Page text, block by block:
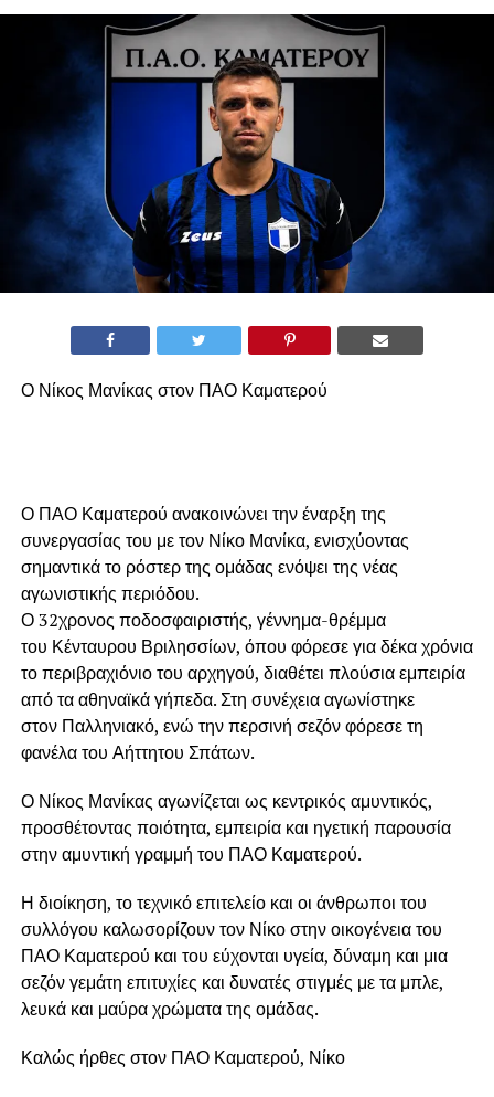
Ο Νίκος Μανίκας στον ΠΑΟ Καματερού
Ο ΠΑΟ Καματερού ανακοινώνει την έναρξη της
συνεργασίας του με τον Νίκο Μανίκα, ενισχύοντας
σημαντικά το ρόστερ της ομάδας ενόψει της νέας
αγωνιστικής περιόδου.
Ο 32χρονος ποδοσφαιριστής, γέννημα-θρέμμα
του Κένταυρου Βριλησσίων, όπου φόρεσε για δέκα χρόνια
το περιβραχιόνιο του αρχηγού, διαθέτει πλούσια εμπειρία
από τα αθηναϊκά γήπεδα. Στη συνέχεια αγωνίστηκε
στον Παλληνιακό, ενώ την περσινή σεζόν φόρεσε τη
φανέλα του Αήττητου Σπάτων.
Ο Νίκος Μανίκας αγωνίζεται ως κεντρικός αμυντικός,
προσθέτοντας ποιότητα, εμπειρία και ηγετική παρουσία
στην αμυντική γραμμή του ΠΑΟ Καματερού.
Η διοίκηση, το τεχνικό επιτελείο και οι άνθρωποι του
συλλόγου καλωσορίζουν τον Νίκο στην οικογένεια του
ΠΑΟ Καματερού και του εύχονται υγεία, δύναμη και μια
σεζόν γεμάτη επιτυχίες και δυνατές στιγμές με τα μπλε,
λευκά και μαύρα χρώματα της ομάδας.
Καλώς ήρθες στον ΠΑΟ Καματερού, Νίκο